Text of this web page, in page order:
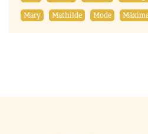
Mary
Mathilde Mode